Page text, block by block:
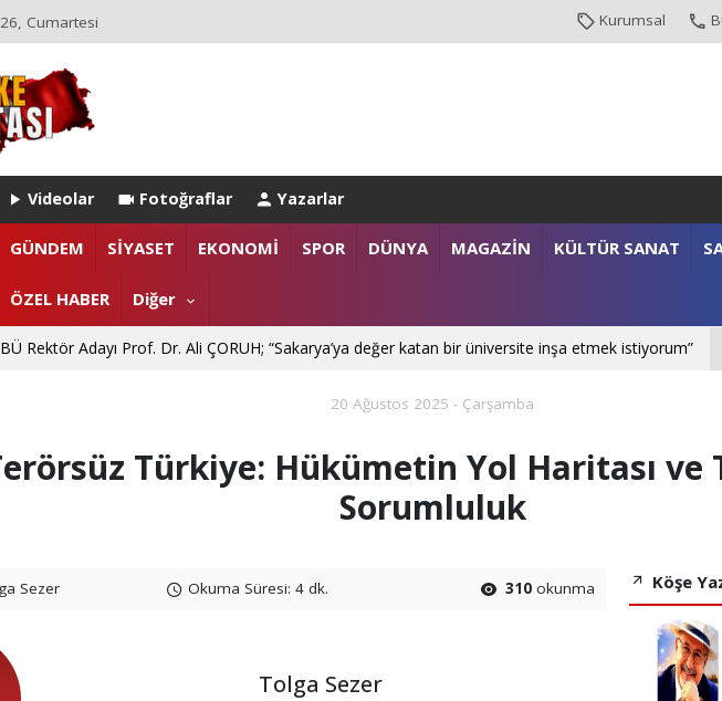
Cumartesi Kurumsal
Videolar Fotoğraflar Yazarlar
GÜNDEM SİYASET EKONOMİ SPOR DÜNYA MAGAZİN KÜLTÜR SANAT
ÖZEL HABER Diğer
ARI TETİK İSTANBUL EMNİYET MÜDÜRLÜĞÜ’NE ATANDI
Rektör Adayı Prof. Dr. Ali ÇORUH; “Sakarya’ya değer katan bir üniversite inşa etmek istiyorum”
20 Ağustos 2025 - Çarşamba
Türkiye: Hükümetin Yol Haritası ve
Sorumluluk
Sezer Okuma Süresi: 4 dk. 310 okunma
Tolga Sezer
Köşe